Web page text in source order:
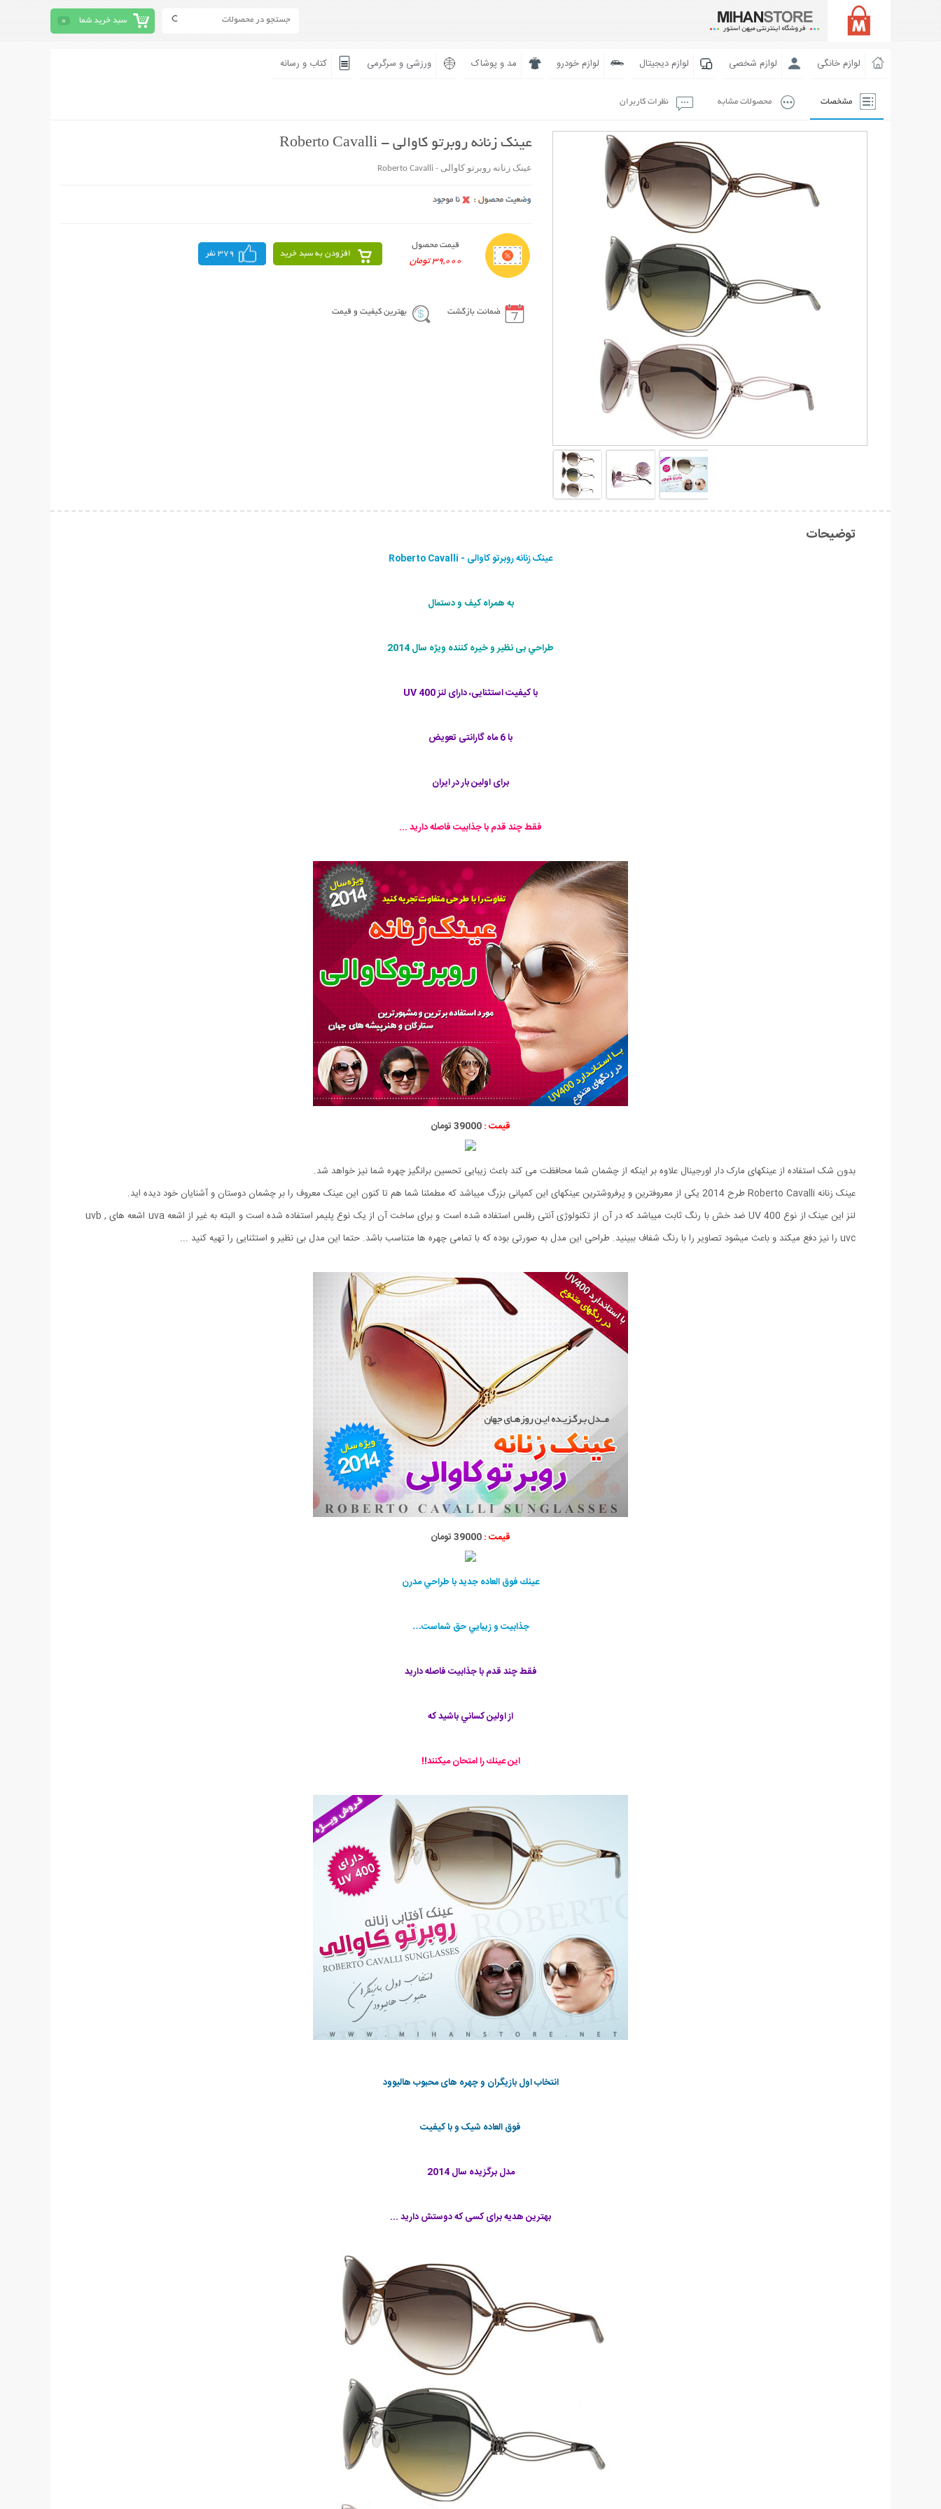
سبد خرید شما 0
لوازم خانگی لوازم شخصی لوازم دیجیتال لوازم خودرو مد و پوشاک ورزشی و سرگرمی کتاب و رسانه
مشخصات محصولات مشابه نظرات کاربران
عینک زنانه روبرتو کاوالی - Roberto Cavalli
عینک زنانه روبرتو کاوالی - Roberto Cavalli
قیمت محصول
39,000 تومان
افزودن به سبد خرید 379 نفر
ضمانت بازگشت بهترین کیفیت و قیمت
توضیحات
عینک زنانه روبرتو کاوالی - Roberto Cavalli
به همراه کیف و دستمال
طراحي بی نظیر و خیره کننده ویژه سال 2014
با کیفیت استثنایی، دارای لنز UV 400
با 6 ماه گارانتی تعویض
برای اولین بار در ایران
فقط چند قدم با جذابيت فاصله داريد ...
قیمت :39000 تومان
بدون شک استفاده از عینکهای مارک دار اورجینال علاوه بر اینکه از چشمان شما محافظت می کند باعث زیبایی تحسین برانگیز چهره شما نیز خواهد شد.
عینک زنانه Roberto Cavalli طرح 2014 یکی از معروفترین و پرفروشترین عینکهای این کمپانی بزرگ میباشد که مطمئنا شما هم تا کنون این عینک معروف را بر چشمان دوستان و آشنایان خود دیده اید.
لنز این عینک از نوع UV 400 ضد خش با رنگ ثابت میباشد که در آن از تکنولوژی آنتی رفلس استفاده شده است و برای ساخت آن از یک نوع پلیمر استفاده شده است و البته به غیر از اشعه uva اشعه های uvb ,
uvc را نیز دفع میکند و باعث میشود تصاویر را با رنگ شفاف ببینید. طراحی این مدل به صورتی بوده که با تمامی چهره ها متناسب باشد. حتما این مدل بی نظیر و استثنایی را تهیه کنید ...
قیمت :39000 تومان
عينك فوق العاده جديد با طراحي مدرن
جذابيت و زيبايي حق شماست…
فقط چند قدم با جذابيت فاصله داريد
از اولين كساني باشيد كه
اين عينك را امتحان ميكنند!!
انتخاب اول بازیگران و چهره های محبوب هالیوود
فوق العاده شیک و با کیفیت
مدل برگزیده سال 2014
بهترین هدیه برای کسی که دوستش دارید ...